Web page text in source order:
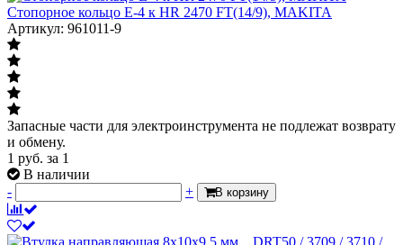
Стопорное кольцо E-4 к HR 2470 FT(14/9), MAKITA
Артикул: 961011-9
Запасные части для электроинструмента не подлежат возврату
и обмену.
1 руб. за 1
В наличии
-
+ В корзину